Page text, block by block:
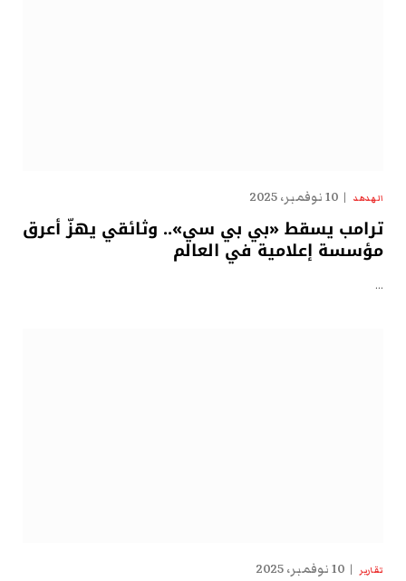
الهدهد 10 نوفمبر، 2025
ترامب يسقط «بي بي سي».. وثائقي يهزّ أعرق
مؤسسة إعلامية في العالم
…
تقارير 10 نوفمبر، 2025